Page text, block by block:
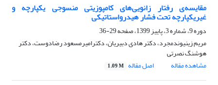
مقایسه‌ی رفتار زانویی‌های کامپوزیتی منسوجی یکپارچه و
غیریکپارچه تحت فشار هیدرواستاتیکی
دوره 9، شماره 3، پاییز 1399، صفحه
29-36
مریم زینیوندمجرد، دکتر هادی دبیریان، دکترامیرمسعود رضادوست، دکتر
هوشنگ نصرتی
مشاهده مقاله
اصل مقاله 1.09 M